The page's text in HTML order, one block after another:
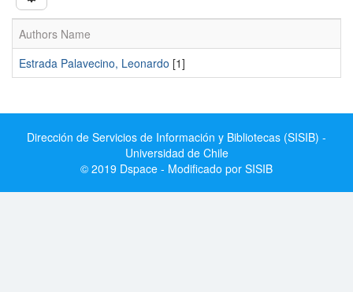
Authors Name
Estrada Palavecino, Leonardo [1]
Dirección de Servicios de Información y Bibliotecas (SISIB) -
Universidad de Chile
© 2019 Dspace - Modificado por SISIB